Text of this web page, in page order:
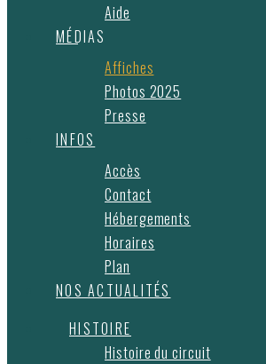
Aide
MÉDIAS
Affiches
Photos 2025
Presse
INFOS
Accès
Contact
Hébergements
Horaires
Plan
NOS ACTUALITÉS
HISTOIRE
Histoire du circuit